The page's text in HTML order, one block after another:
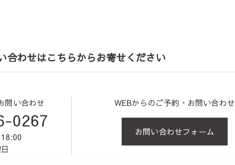
合わせはこちらからお寄せください
問い合わせ
0267
WEBからのご予約・お問い合わせ
お問い合わせフォーム